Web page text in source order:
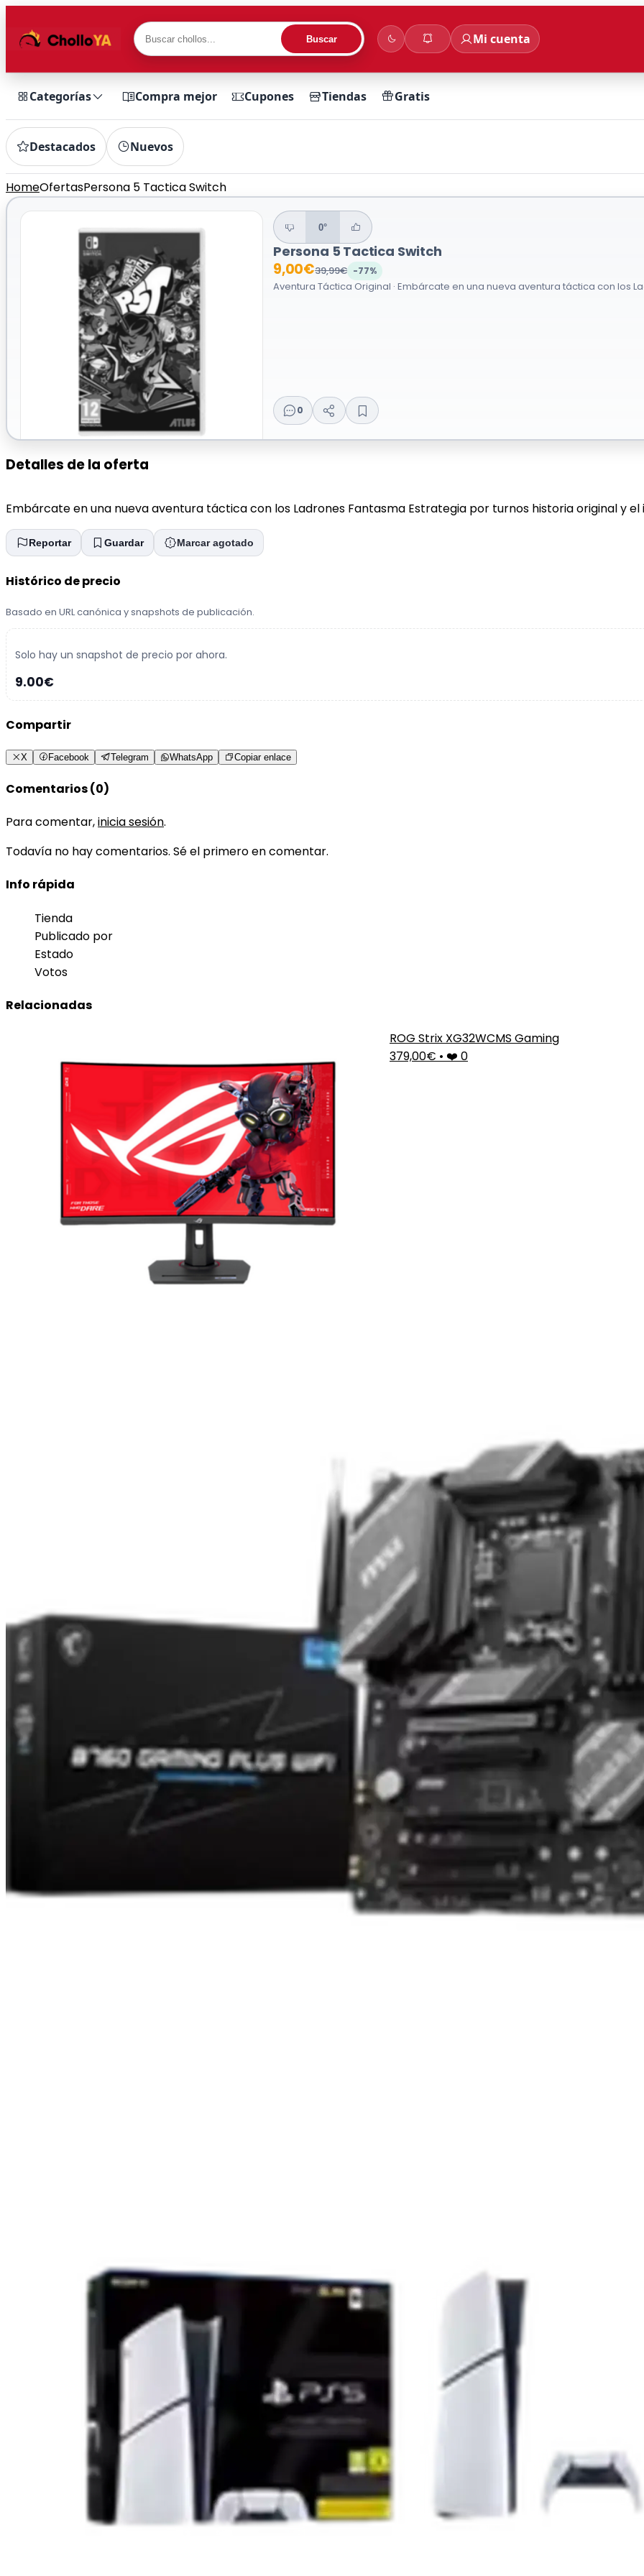
Buscar Mi cuenta
Categorías Compra mejor Cupones Tiendas Gratis
Destacados Nuevos
HomeOfertasPersona 5 Tactica Switch
0°
Persona 5 Tactica Switch
9,00€39,99€ -77%
Aventura Táctica Original · Embárcate en una nueva aventura táctica con los
0
Detalles de la oferta
Embárcate en una nueva aventura táctica con los Ladrones Fantasma Estrategia por turnos historia original y el
Reportar Guardar Marcar agotado
Histórico de precio
Basado en URL canónica y snapshots de publicación.
Solo hay un snapshot de precio por ahora.
9.00€
Compartir
X Facebook Telegram WhatsApp Copiar enlace
Comentarios (0)
Para comentar,inicia sesión.
Todavía no hay comentarios. Sé el primero en comentar.
Info rápida
Tienda
Publicado por
Estado
Votos
Relacionadas
ROG Strix XG32WCMS Gaming
379,00€ • ❤️ 0